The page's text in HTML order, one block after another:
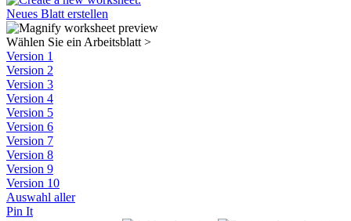
Neues Blatt erstellen
Wählen Sie ein Arbeitsblatt>
Version 1
Version 2
Version 3
Version 4
Version 5
Version 6
Version 7
Version 8
Version 9
Version 10
Auswahl aller
Pin It